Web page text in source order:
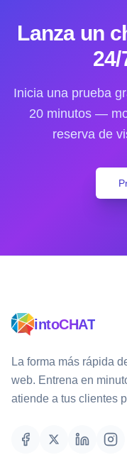
Lanza un
Inicia una prueba
20 minutos —
reserva de
intoCHAT
La forma más rápida
web. Entrena en
atiende a tus clientes